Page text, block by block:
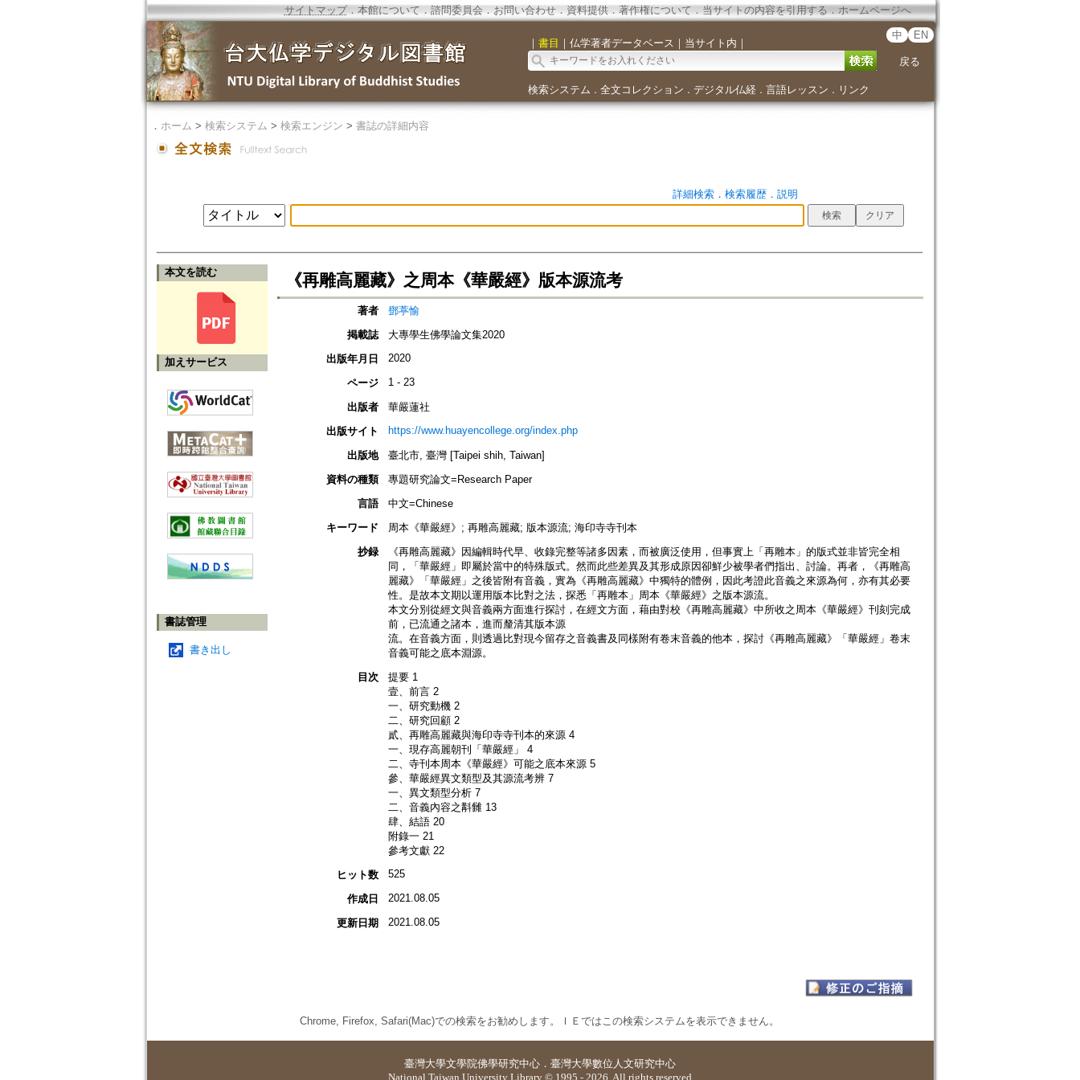
サイトマップ．本館について ． 諮問委員会． お問い合わせ． 資料提供． 著作権について．当サイトの内容を引用する ． ホームページへ
｜ 書目 ｜ 仏学著者データベース ｜ 当サイト内 ｜
中 EN
戻る
検索システム ． 全文コレクション ． デジタル仏経． 言語レッスン ． リンク
． ホーム > 検索システム > 検索エンジン > 書誌の詳細内容
詳細検索． 検索履歴． 説明
本文を読む
加えサービス
書誌管理
書き出し
《再雕高麗藏》之周本《華嚴經》版本源流考
著者
鄧葶愉
掲載誌
大專學生佛學論文集2020
出版年月日
2020
ページ 1 - 23
出版者
華嚴蓮社
出版サイト
https://www.huayencollege.org/index.php
出版地
臺北市, 臺灣 [Taipei shih, Taiwan]
資料の種類
專題研究論文=Research Paper
言語
中文=Chinese
キーワード
周本《華嚴經》; 再雕高麗藏; 版本源流; 海印寺寺刊本
抄録
《再雕高麗藏》因編輯時代早、收錄完整等諸多因素，而被廣泛使用，但事實上「再雕本」的版式並非皆完全相
同，「華嚴經」即屬於當中的特殊版式。然而此些差異及其形成原因卻鮮少被學者們指出、討論。再者，《再雕高
麗藏》「華嚴經」之後皆附有音義，實為《再雕高麗藏》中獨特的體例，因此考證此音義之來源為何，亦有其必要
性。是故本文期以運用版本比對之法，探悉「再雕本」周本《華嚴經》之版本源流。
本文分別從經文與音義兩方面進行探討，在經文方面，藉由對校《再雕高麗藏》中所收之周本《華嚴經》刊刻完成
前，已流通之諸本，進而釐清其版本源
流。在音義方面，則透過比對現今留存之音義書及同樣附有卷末音義的他本，探討《再雕高麗藏》「華嚴經」卷末
音義可能之底本淵源。
目次
提要 1
壹、前言 2
一、研究動機 2
二、研究回顧 2
貳、再雕高麗藏與海印寺寺刊本的來源 4
一、現存高麗朝刊「華嚴經」 4
二、寺刊本周本《華嚴經》可能之底本來源 5
參、華嚴經異文類型及其源流考辨 7
一、異文類型分析 7
二、音義內容之斠雠 13
肆、結語 20
附錄一 21
參考文獻 22
ヒット数
525
作成日 2021.08.05
更新日期 2021.08.05
Chrome, Firefox, Safari(Mac)での検索をお勧めします。ＩＥではこの検索システムを表示できません。
臺灣大學文學院佛學研究中心 ． 臺灣大學數位人文研究中心
National Taiwan University Library © 1995 - 2026. All rights reserved